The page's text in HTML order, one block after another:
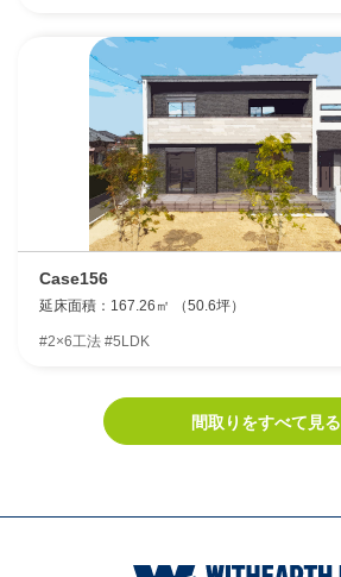
Case156
延床面積：167.26㎡ （50.6坪）
#2×6工法 #5LDK
間取りをすべて見る